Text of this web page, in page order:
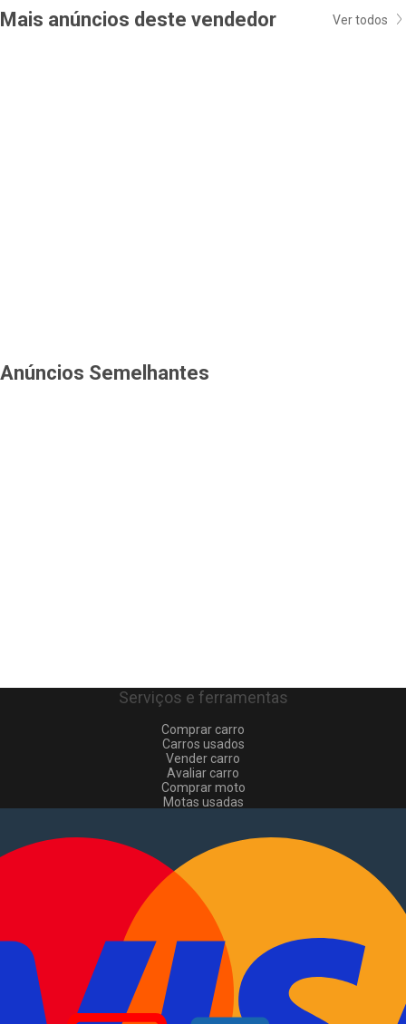
Mais anúncios deste vendedor Ver todos
Anúncios Semelhantes
Serviços e ferramentas
Comprar carro
Carros usados
Vender carro
Avaliar carro
Comprar moto
Motas usadas
Comerciais usados
Vender comerciais
Informações
Como comprar e vender
Pacotes de anúncios
Verificar VIN e matrícula
Sitemap
EN
Sobre Nós